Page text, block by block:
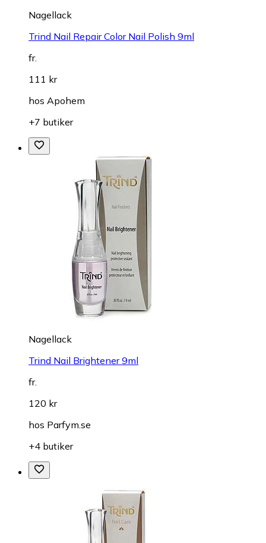
Nagellack
Trind Nail Repair Color Nail Polish 9ml
fr.
111 kr
hos Apohem
+7 butiker
Nagellack
Trind Nail Brightener 9ml
fr.
120 kr
hos Parfym.se
+4 butiker